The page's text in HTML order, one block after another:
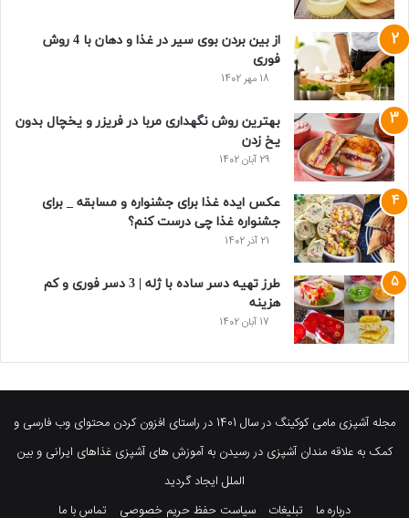
از بین بردن بوی سیر در غذا و دهان با 4 روش
فوری
18 مهر 1402
بهترین روش نگهداری مربا در فریزر و یخچال بدون
یخ زدن
29 آبان 1402
عکس ایده غذا برای جشنواره و مسابقه _ برای
جشنواره غذا چی درست کنم؟
21 آذر 1402
طرز تهیه دسر ساده با ژله | 3 دسر فوری و کم
هزینه
17 آبان 1402
مجله آشپزی مامی کوکینگ در سال 1401 در راستای افزون کردن محتوای وب فارسی و
کمک به علاقه مندان آشپزی در رسیدن به آموزش های آشپزی غذاهای ایرانی و بین
الملل ایجاد گردید
درباره ما
تبلیغات سیاست حفظ حریم خصوصی تماس با ما